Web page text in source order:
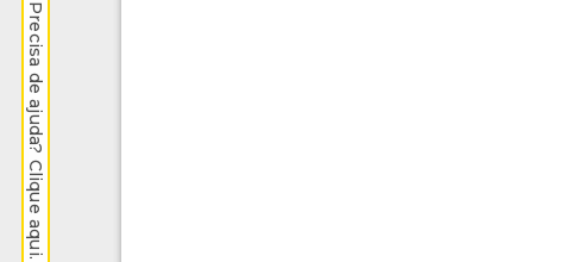
Precisa de ajuda? Clique aqui.